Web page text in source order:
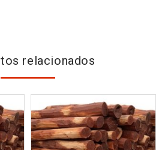
relacionados